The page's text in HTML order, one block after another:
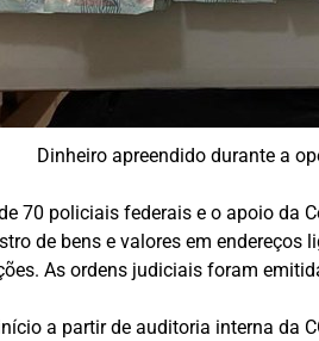
Dinheiro apreendido durante a
70 policiais federais e o apoio da
de bens e valores em
As ordens judiciais foram
a partir de auditoria interna da